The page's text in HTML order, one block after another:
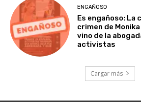
ENGAÑOSO
Es engañoso: La
crimen de
vino de la
activistas
Cargar más